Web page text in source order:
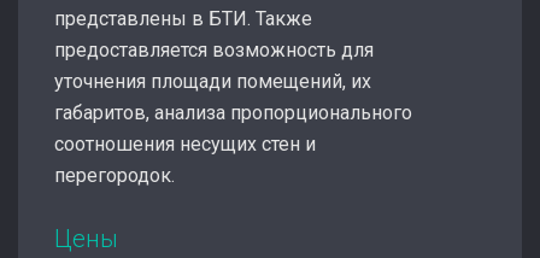
представлены в БТИ. Также
предоставляется возможность для
уточнения площади помещений, их
габаритов, анализа пропорционального
соотношения несущих стен и
перегородок.
Цены